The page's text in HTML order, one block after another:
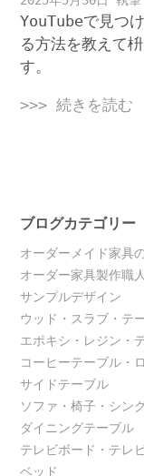
YouTubeで見つ
る方法を教えて
す。
>>> 続きを読む
navigation
ブログカテゴリー
オーダーメイド家具
オーダー家具製作職
サンプルデザイン
ウッド・スラブ・テ
エポキシ・レジン・
コーヒーテーブル・
サイドテーブル
ソファ・椅子・シン
ダイニングテーブル
テレビボード・テレ
ベッド